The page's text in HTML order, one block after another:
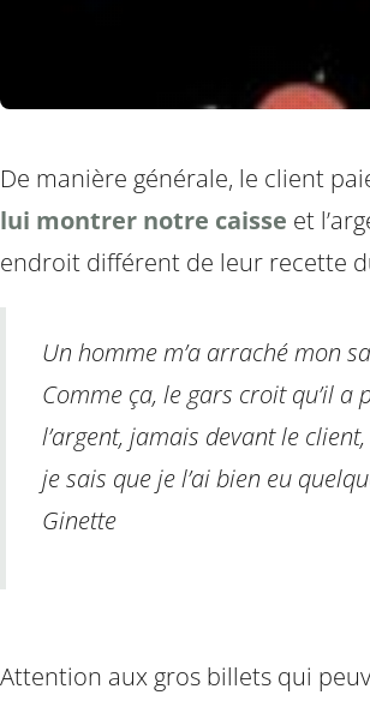
De manière générale, le client
lui montrer notre caisse et
endroit différent de leur recette
Un homme m’a arraché mon
Comme ça, le gars croit qu’il a
l’argent, jamais devant le
je sais que je l’ai bien eu
Ginette
Attention aux gros billets qui